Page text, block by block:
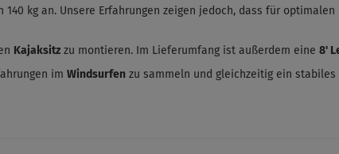
kg an. Unsere Erfahrungen zeigen jedoch, dass für
Kajaksitz zu montieren. Im Lieferumfang ist außerdem eine 8'
im Windsurfen zu sammeln und gleichzeitig ein stabiles